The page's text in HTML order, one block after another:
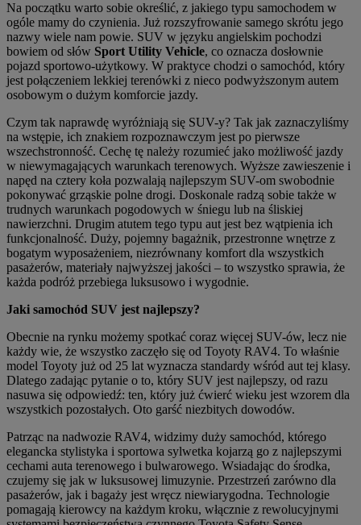
Na początku warto sobie określić, z jakiego typu samochodem w
ogóle mamy do czynienia. Już rozszyfrowanie samego skrótu jego
nazwy wiele nam powie. SUV w języku angielskim pochodzi
bowiem od słów Sport Utility Vehicle, co oznacza dosłownie
pojazd sportowo-użytkowy. W praktyce chodzi o samochód, który
jest połączeniem lekkiej terenówki z nieco podwyższonym autem
osobowym o dużym komforcie jazdy.
Czym tak naprawdę wyróżniają się SUV-y? Tak jak zaznaczyliśmy
na wstępie, ich znakiem rozpoznawczym jest po pierwsze
wszechstronność. Cechę tę należy rozumieć jako możliwość jazdy
w niewymagających warunkach terenowych. Wyższe zawieszenie i
napęd na cztery koła pozwalają najlepszym SUV-om swobodnie
pokonywać grząskie polne drogi. Doskonale radzą sobie także w
trudnych warunkach pogodowych w śniegu lub na śliskiej
nawierzchni. Drugim atutem tego typu aut jest bez wątpienia ich
funkcjonalność. Duży, pojemny bagażnik, przestronne wnętrze z
bogatym wyposażeniem, niezrównany komfort dla wszystkich
pasażerów, materiały najwyższej jakości – to wszystko sprawia, że
każda podróż przebiega luksusowo i wygodnie.
Jaki samochód SUV jest najlepszy?
Obecnie na rynku możemy spotkać coraz więcej SUV-ów, lecz nie
każdy wie, że wszystko zaczęło się od Toyoty RAV4. To właśnie
model Toyoty już od 25 lat wyznacza standardy wśród aut tej klasy.
Dlatego zadając pytanie o to, który SUV jest najlepszy, od razu
nasuwa się odpowiedź: ten, który już ćwierć wieku jest wzorem dla
wszystkich pozostałych. Oto garść niezbitych dowodów.
Patrząc na nadwozie RAV4, widzimy duży samochód, którego
elegancka stylistyka i sportowa sylwetka kojarzą go z najlepszymi
cechami auta terenowego i bulwarowego. Wsiadając do środka,
czujemy się jak w luksusowej limuzynie. Przestrzeń zarówno dla
pasażerów, jak i bagaży jest wręcz niewiarygodna. Technologie
pomagają kierowcy na każdym kroku, włącznie z rewolucyjnymi